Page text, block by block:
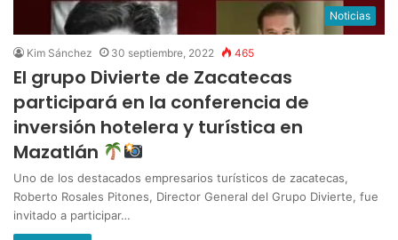
Noticias
Kim Sánchez 30 septiembre, 2022 465
El grupo Divierte de Zacatecas
participará en la conferencia de
inversión hotelera y turística en
Mazatlán
Uno de los destacados empresarios turísticos de zacatecas,
Roberto Rosales Pitones, Director General del Grupo Divierte, fue
invitado a participar…